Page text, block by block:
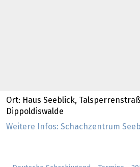
Ort: Haus Seeblick,
Dippoldiswalde
Weitere Infos: Schachzentrum